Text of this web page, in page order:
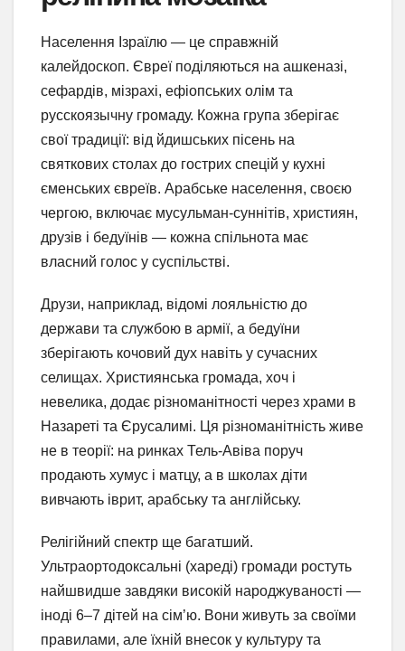
Населення Ізраїлю — це справжній
калейдоскоп. Євреї поділяються на ашкеназі,
сефардів, мізрахі, ефіопських олім та
русскоязычну громаду. Кожна група зберігає
свої традиції: від йдишських пісень на
святкових столах до гострих спецій у кухні
єменських євреїв. Арабське населення, своєю
чергою, включає мусульман-суннітів, християн,
друзів і бедуїнів — кожна спільнота має
власний голос у суспільстві.
Друзи, наприклад, відомі лояльністю до
держави та службою в армії, а бедуїни
зберігають кочовий дух навіть у сучасних
селищах. Християнська громада, хоч і
невелика, додає різноманітності через храми в
Назареті та Єрусалимі. Ця різноманітність живе
не в теорії: на ринках Тель-Авіва поруч
продають хумус і матцу, а в школах діти
вивчають іврит, арабську та англійську.
Релігійний спектр ще багатший.
Ультраортодоксальні (хареді) громади ростуть
найшвидше завдяки високій народжуваності —
іноді 6–7 дітей на сім’ю. Вони живуть за своїми
правилами, але їхній внесок у культуру та